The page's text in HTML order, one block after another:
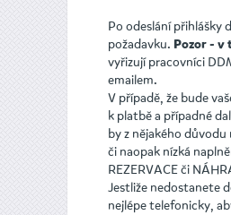
Po odeslání přihlášky
požadavku. Pozor - v
vyřizují pracovníci
emailem.
V případě, že bude
k platbě a případné
by z nějakého
či naopak nízká
REZERVACE či
Jestliže nedostanete
nejlépe telefonicky,